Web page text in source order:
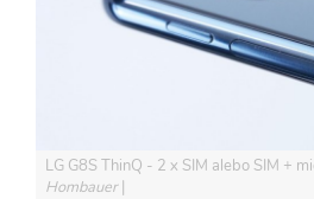
LG G8S ThinQ - 2 x SIM alebo SIM +
Hombauer